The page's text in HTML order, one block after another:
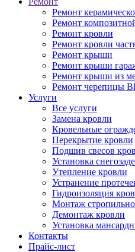
Ремонт
Ремонт
Ремонт кровли
Ремонт кровли
Ремонт крыши
Ремонт крыши
Ремонт крыши из
Ремонт черепицы
Услуги
Все услуги
Замена кровли
Кровельные
Перекрытие кровли
Подшив свесов
Установка
Утепление кровли
Устранение
Гидроизоляция
Монтаж
Демонтаж кровли
Установка
Контакты
Прайс-лист